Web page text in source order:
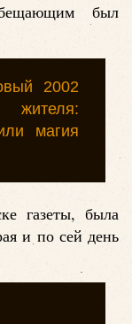
был
2002
магия
газеты, была
и по сей день